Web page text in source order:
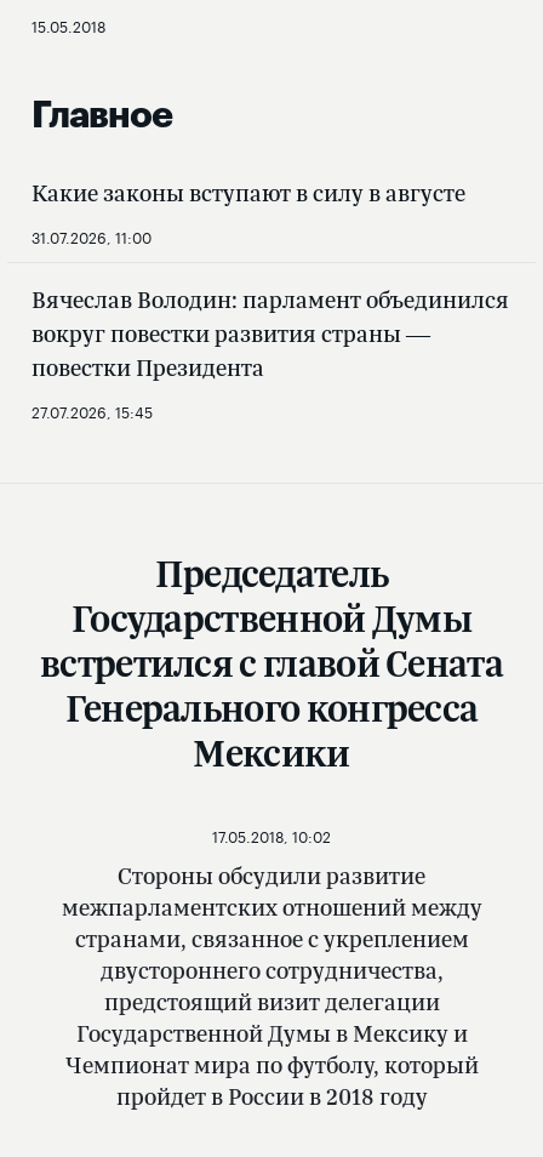
15.05.2018
Главное
Какие законы вступают в силу в августе
31.07.2026, 11:00
Вячеслав Володин: парламент объединился
вокруг повестки развития страны —
повестки Президента
27.07.2026, 15:45
Председатель
Государственной Думы
встретился с главой Сената
Генерального конгресса
Мексики
Стороны обсудили развитие
межпарламентских отношений между
странами, связанное с укреплением
двустороннего сотрудничества,
предстоящий визит делегации
Государственной Думы в Мексику и
Чемпионат мира по футболу, который
пройдет в России в 2018 году
17.05.2018, 10:02